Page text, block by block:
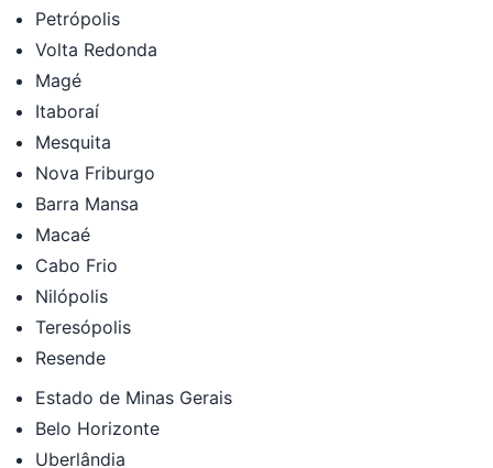
Petrópolis
Volta Redonda
Magé
Itaboraí
Mesquita
Nova Friburgo
Barra Mansa
Macaé
Cabo Frio
Nilópolis
Teresópolis
Resende
Estado de Minas Gerais
Belo Horizonte
Uberlândia